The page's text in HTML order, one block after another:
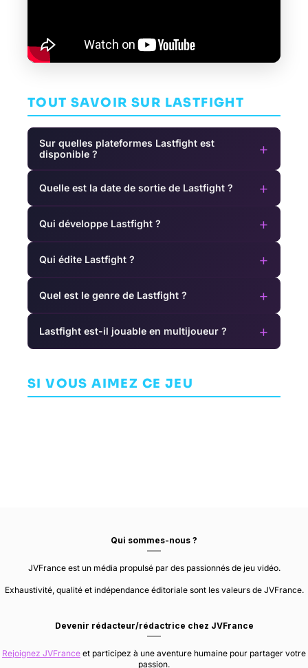
TOUT SAVOIR SUR LASTFIGHT
Sur quelles plateformes Lastfight est
disponible ?
+
Quelle est la date de sortie de Lastfight ? +
Qui développe Lastfight ? +
Qui édite Lastfight ? +
Quel est le genre de Lastfight ? +
Lastfight est-il jouable en multijoueur ? +
SI VOUS AIMEZ CE JEU
Secret
SWITCHBLADE
Shadows of
New York
AVENTURE
Qui sommes-nous ?
JVFrance est un média propulsé par des passionnés de jeu vidéo.
Exhaustivité, qualité et indépendance éditoriale sont les valeurs de JVFrance.
Devenir rédacteur/rédactrice chez JVFrance
Rejoignez JVFrance et participez à une aventure humaine pour partager votre
passion.